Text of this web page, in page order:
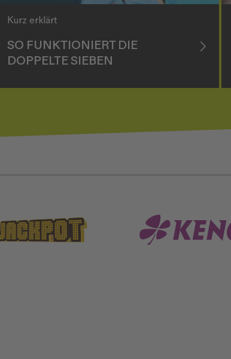
Kurz erklärt
SO FUNKTIONIERT DIE
DOPPELTE SIEBEN